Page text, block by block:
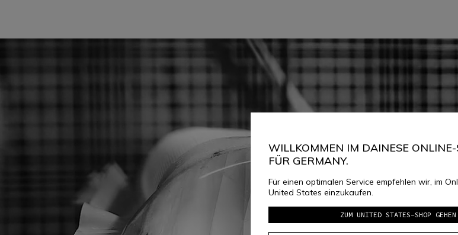
WILLKOMMEN IM DAINESE
FÜR GERMANY.
Für einen optimalen Service empfehlen wir, im
United States einzukaufen.
ZUM UNITED STATES-SHOP GEHEN